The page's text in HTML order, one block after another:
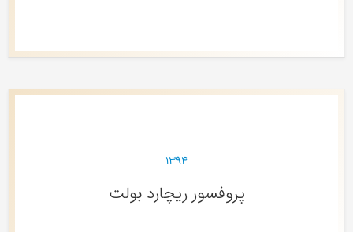
۱۳۹۴
پروفسور ریچارد بولت